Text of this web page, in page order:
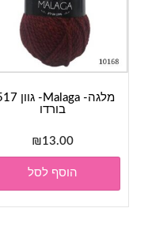
בורדו
₪13.00
הוסף לסל